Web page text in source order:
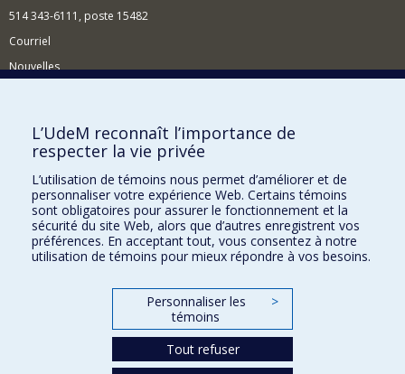
514 343-6111, poste 15482
Courriel
Nouvelles
Comment soutenir le Département?
BESOIN D'AIDE?
Plan du site
Signaler une erreur
Accessibilité
FACULTÉ DES ARTS ET DES SCIENCES
Nos départements et écoles
L’UdeM reconnaît l’importance de
respecter la vie privée
L’utilisation de témoins nous permet d’améliorer et de
personnaliser votre expérience Web. Certains témoins
sont obligatoires pour assurer le fonctionnement et la
sécurité du site Web, alors que d’autres enregistrent vos
préférences. En acceptant tout, vous consentez à notre
utilisation de témoins pour mieux répondre à vos besoins.
Personnaliser les
témoins
>
Tout refuser